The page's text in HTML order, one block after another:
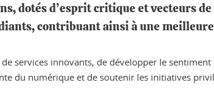
dotés d’esprit critique et vecteurs
contribuant ainsi à une
services innovants, de développer le
du numérique et de soutenir les initiatives